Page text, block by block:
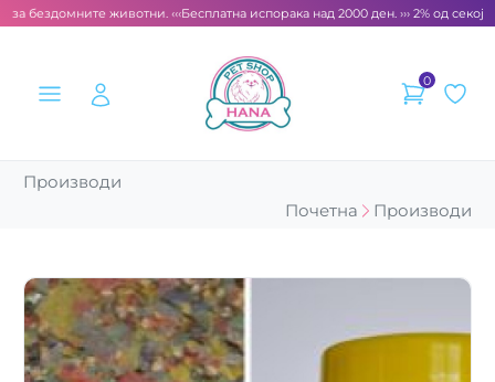
бездомните животни. ‹‹‹ Бесплатна испорака над 2000 ден. ››› 2% од секоја
0
Производи
Почетна
Производи